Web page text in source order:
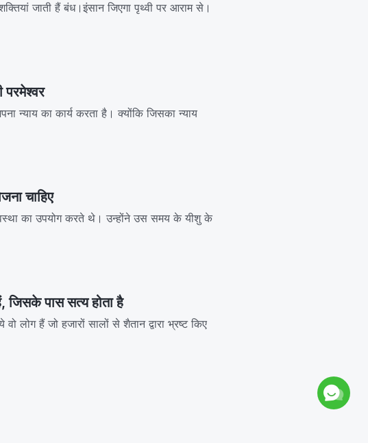
जाती हैं बंध।इंसान जिएगा पृथ्वी पर आराम से।
परमेश्वर
न्याय का कार्य करता है। क्योंकि जिसका न्याय
चाहिए
का उपयोग करते थे। उन्होंने उस समय के यीशु के
पास सत्य होता है
हैं जो हजारों सालों से शैतान द्वारा भ्रष्ट किए